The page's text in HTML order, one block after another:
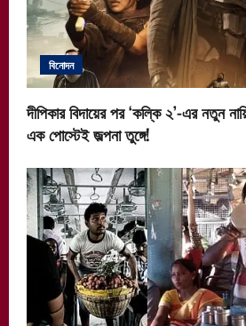
বিনোদন
দীপিকার বিদায়ের পর ‘কল্কি ২’-এর নতুন
এক পোস্টেই জল্পনা তুঙ্গে!